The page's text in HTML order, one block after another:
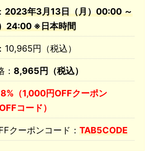
2023年3月13日（月）00:00 ～
24:00 ※日本時間
10,965円（税込）
8,965円（税込）
（1,000円OFFクーポン
コード）
クーポンコード： TAB5CODE